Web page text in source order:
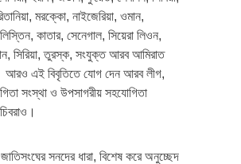
মরক্কো, নাইজেরিয়া, ওমান,
কাতার, সেনেগাল, সিয়েরা লিওন,
সিরিয়া, তুরস্ক, সংযুক্ত আরব আমিরাত
আরও এই বিবৃতিতে যোগ দেন আরব লীগ,
সংস্থা ও উপসাগরীয় সহযোগিতা
জাতিসংঘের সনদের ধারা, বিশেষ করে অনুচ্ছেদ